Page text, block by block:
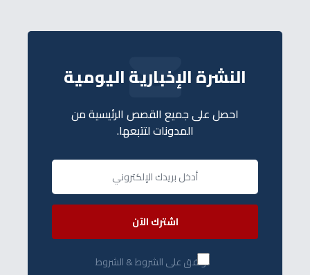
النشرة الإخبارية اليومية
احصل على جميع القصص الرئيسية من
المدونات لتتبعها.
اشترك الآن
أوافق على الشروط & الشروط